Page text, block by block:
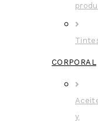
CORPORAL
y